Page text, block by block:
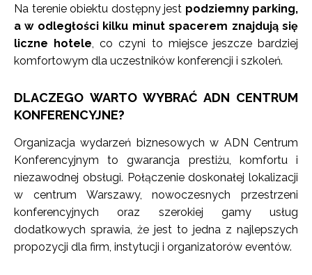
Na terenie obiektu dostępny jest podziemny parking,
a w odległości kilku minut spacerem znajdują się
liczne hotele , co czyni to miejsce jeszcze bardziej
komfortowym dla uczestników konferencji i szkoleń.
DLACZEGO WARTO WYBRAĆ ADN CENTRUM
KONFERENCYJNE?
Organizacja wydarzeń biznesowych w ADN Centrum
Konferencyjnym to gwarancja prestiżu, komfortu i
niezawodnej obsługi. Połączenie doskonałej lokalizacji
w centrum Warszawy, nowoczesnych przestrzeni
konferencyjnych oraz szerokiej gamy usług
dodatkowych sprawia, że jest to jedna z najlepszych
propozycji dla firm, instytucji i organizatorów eventów.